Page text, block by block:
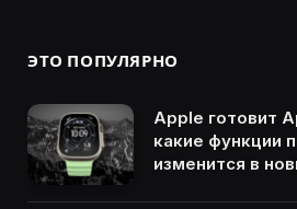
ЭТО ПОПУЛЯРНО
Apple готовит
какие функции
изменится в